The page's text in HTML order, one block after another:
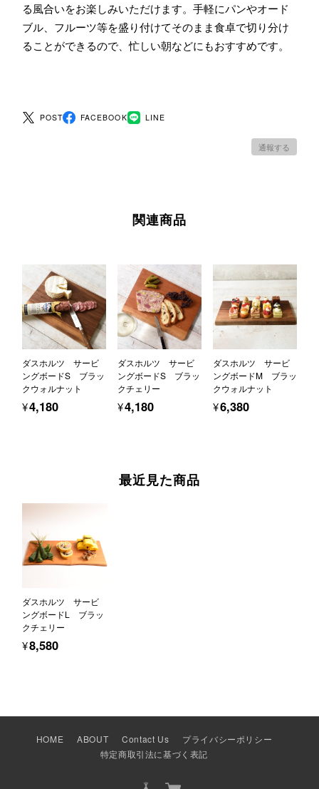
る風合いをお楽しみいただけます。手軽にパンやオード
ブル、フルーツ等を盛り付けてそのまま食卓で切り分け
ることができるので、忙しい朝などにもおすすめです。
POST FACEBOOK LINE
通報する
関連商品
ダスホルツ サービ
ングボードS ブラッ
クウォルナット
¥4,180
ダスホルツ サービ
ングボードS ブラッ
クチェリー
¥4,180
ダスホルツ サービ
ングボードM ブラッ
クウォルナット
¥6,380
最近見た商品
ダスホルツ サービ
ングボードL ブラッ
クチェリー
¥8,580
HOME ABOUT Contact Us
プライバシーポリシー
特定商取引法に基づく表記